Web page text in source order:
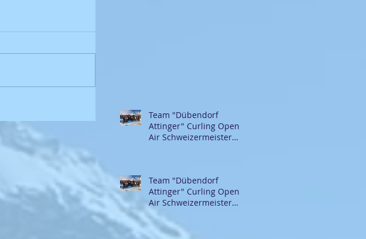
Team "Dübendorf
Attinger" Curling Open
Air Schweizermeister
Team "Dübendorf
Attinger" Curling Open
Air Schweizermeister
2018